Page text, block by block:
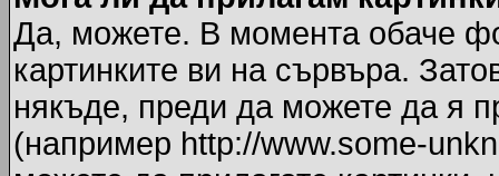
Да, можете. В момента обаче
картинките ви на сървъра.
някъде, преди да можете да я
(например http://www.some-